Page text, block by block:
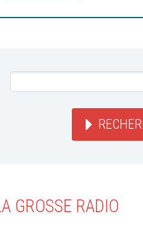
GROSSE RADIO